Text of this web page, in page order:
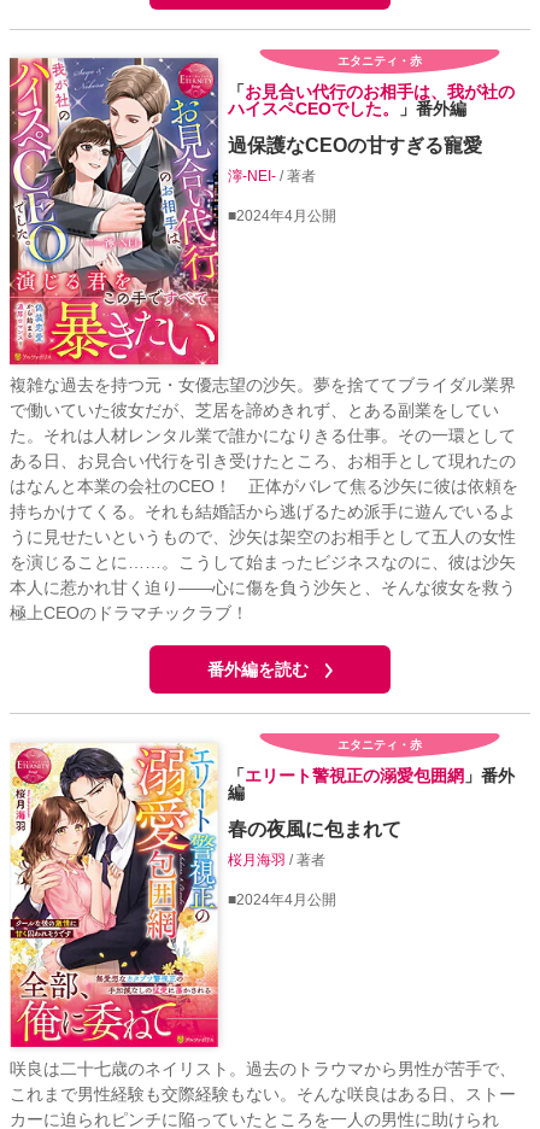
エタニティ・赤
「お見合い代行のお相手は、我が社の
ハイスペCEOでした。
」番外編
過保護なCEOの甘すぎる寵愛
濘-NEI-/ 著者
■2024年4月公開
複雑な過去を持つ元・女優志望の沙矢。夢を捨ててブライダル業界
で働いていた彼女だが、芝居を諦めきれず、とある副業をしてい
た。それは人材レンタル業で誰かになりきる仕事。その一環として
ある日、お見合い代行を引き受けたところ、お相手として現れたの
はなんと本業の会社のCEO！ 正体がバレて焦る沙矢に彼は依頼を
持ちかけてくる。それも結婚話から逃げるため派手に遊んでいるよ
うに見せたいというもので、沙矢は架空のお相手として五人の女性
を演じることに……。こうして始まったビジネスなのに、彼は沙矢
本人に惹かれ甘く迫り――心に傷を負う沙矢と、そんな彼女を救う
極上CEOのドラマチックラブ！
番外編を読む
エタニティ・赤
「エリート警視正の溺愛包囲網 」番外
編
春の夜風に包まれて
桜月海羽/ 著者
■2024年4月公開
咲良は二十七歳のネイリスト。過去のトラウマから男性が苦手で、
これまで男性経験も交際経験もない。そんな咲良はある日、ストー
カーに迫られピンチに陥っていたところを一人の男性に助けられ